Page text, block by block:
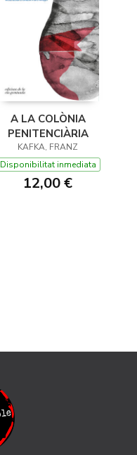
A LA COLÒNIA
PENITENCIÀRIA
KAFKA, FRANZ
Disponibilitat inmediata
12,00 €